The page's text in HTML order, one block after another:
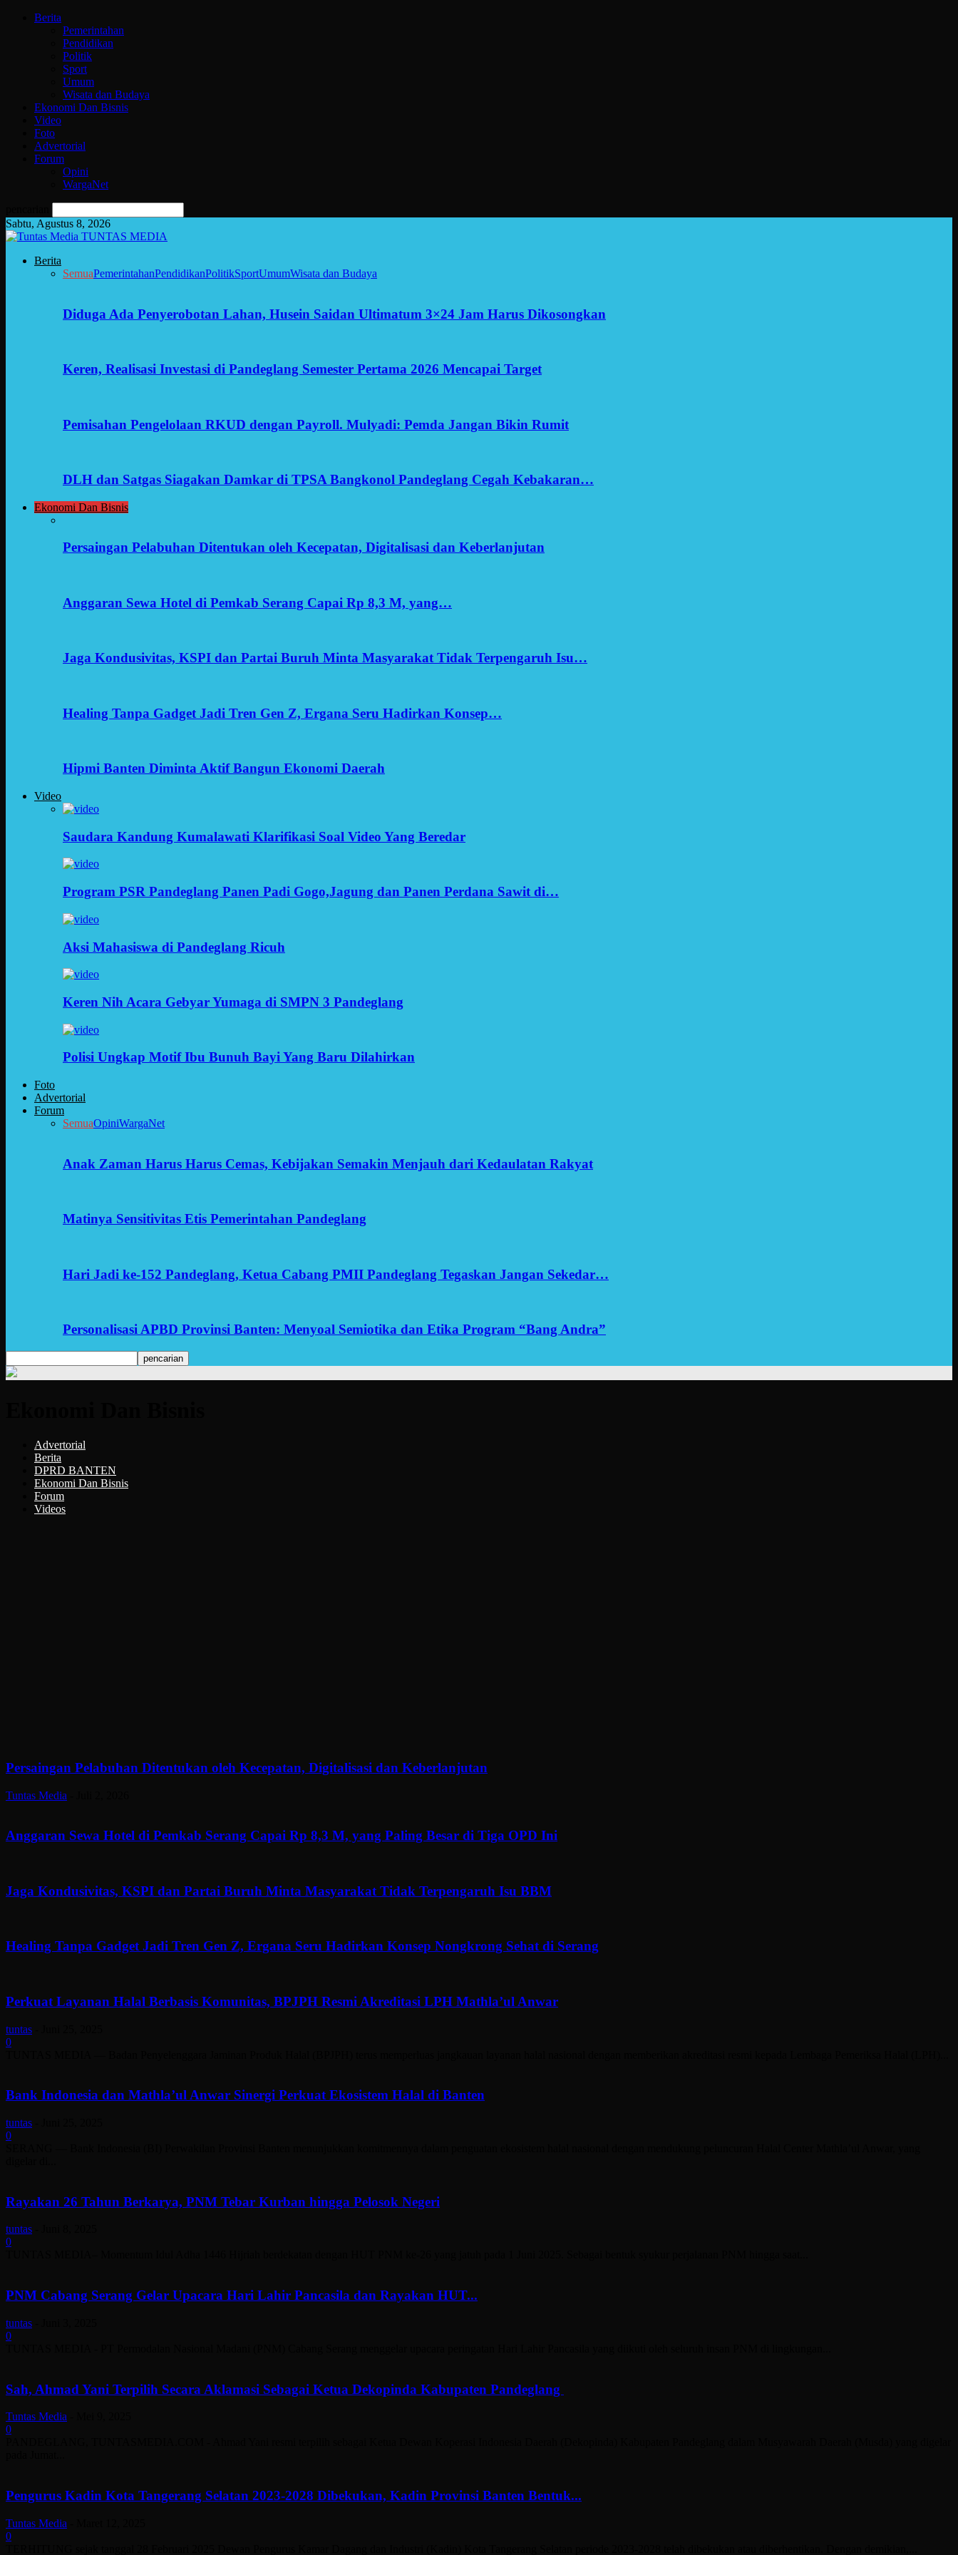
Berita
Pemerintahan
Pendidikan
Politik
Sport
Umum
Wisata dan Budaya
Ekonomi Dan Bisnis
Video
Foto
Advertorial
Forum
Opini
WargaNet
Sabtu, Agustus 8, 2026
TUNTAS MEDIA
Berita
SemuaPemerintahanPendidikanPolitikSportUmumWisata dan Budaya
Diduga Ada Penyerobotan Lahan, Husein Saidan Ultimatum 3×24 Jam Harus Dikosongkan
Keren, Realisasi Investasi di Pandeglang Semester Pertama 2026 Mencapai Target
Pemisahan Pengelolaan RKUD dengan Payroll. Mulyadi: Pemda Jangan Bikin Rumit
DLH dan Satgas Siagakan Damkar di TPSA Bangkonol Pandeglang Cegah Kebakaran…
Ekonomi Dan Bisnis
Persaingan Pelabuhan Ditentukan oleh Kecepatan, Digitalisasi dan Keberlanjutan
Anggaran Sewa Hotel di Pemkab Serang Capai Rp 8,3 M, yang…
Jaga Kondusivitas, KSPI dan Partai Buruh Minta Masyarakat Tidak Terpengaruh Isu…
Healing Tanpa Gadget Jadi Tren Gen Z, Ergana Seru Hadirkan Konsep…
Hipmi Banten Diminta Aktif Bangun Ekonomi Daerah
Video
Saudara Kandung Kumalawati Klarifikasi Soal Video Yang Beredar
Program PSR Pandeglang Panen Padi Gogo,Jagung dan Panen Perdana Sawit di…
Aksi Mahasiswa di Pandeglang Ricuh
Keren Nih Acara Gebyar Yumaga di SMPN 3 Pandeglang
Polisi Ungkap Motif Ibu Bunuh Bayi Yang Baru Dilahirkan
Foto
Advertorial
Forum
SemuaOpiniWargaNet
Anak Zaman Harus Harus Cemas, Kebijakan Semakin Menjauh dari Kedaulatan Rakyat
Matinya Sensitivitas Etis Pemerintahan Pandeglang
Hari Jadi ke-152 Pandeglang, Ketua Cabang PMII Pandeglang Tegaskan Jangan Sekedar…
Personalisasi APBD Provinsi Banten: Menyoal Semiotika dan Etika Program “Bang Andra”
Advertorial
Berita
DPRD BANTEN
Ekonomi Dan Bisnis
Forum
Videos
Persaingan Pelabuhan Ditentukan oleh Kecepatan, Digitalisasi dan Keberlanjutan
Tuntas Media
Anggaran Sewa Hotel di Pemkab Serang Capai Rp 8,3 M, yang Paling Besar di Tiga OPD Ini
Jaga Kondusivitas, KSPI dan Partai Buruh Minta Masyarakat Tidak Terpengaruh Isu BBM
Healing Tanpa Gadget Jadi Tren Gen Z, Ergana Seru Hadirkan Konsep Nongkrong Sehat di Serang
Perkuat Layanan Halal Berbasis Komunitas, BPJPH Resmi Akreditasi LPH Mathla’ul Anwar
tuntas
0
Bank Indonesia dan Mathla’ul Anwar Sinergi Perkuat Ekosistem Halal di Banten
tuntas
0
Rayakan 26 Tahun Berkarya, PNM Tebar Kurban hingga Pelosok Negeri
tuntas
0
PNM Cabang Serang Gelar Upacara Hari Lahir Pancasila dan Rayakan HUT...
tuntas
0
Sah, Ahmad Yani Terpilih Secara Aklamasi Sebagai Ketua Dekopinda Kabupaten Pandeglang
Tuntas Media
0
Pengurus Kadin Kota Tangerang Selatan 2023-2028 Dibekukan, Kadin Provinsi Banten Bentuk...
Tuntas Media
0